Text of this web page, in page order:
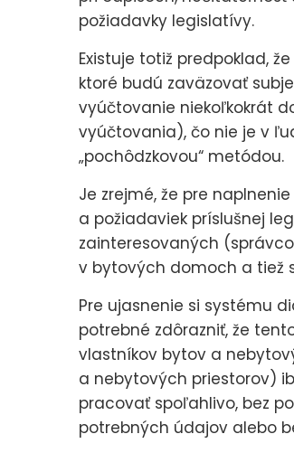
požiadavky legislatívy.
Existuje totiž predpoklad,
ktoré budú zaväzovať
vyúčtovanie niekoľkokrát
vyúčtovania), čo nie je v
„pochôdzkovou“ metódou.
Je zrejmé, že pre
a požiadaviek príslušnej
zainteresovaných
v bytových domoch a tiež
Pre ujasnenie si systému
potrebné zdôrazniť, že
vlastníkov bytov a
a nebytových priestorov)
pracovať spoľahlivo, bez
potrebných údajov alebo